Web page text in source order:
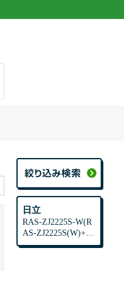
日立
RAS-ZJ2225S-W(R
AS-ZJ2225S(W)+R
AC-ZJ2225S)